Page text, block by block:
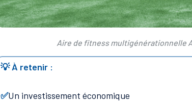
Aire de fitness multigénérationnelle
💡 À retenir :
✅Un investissement économique